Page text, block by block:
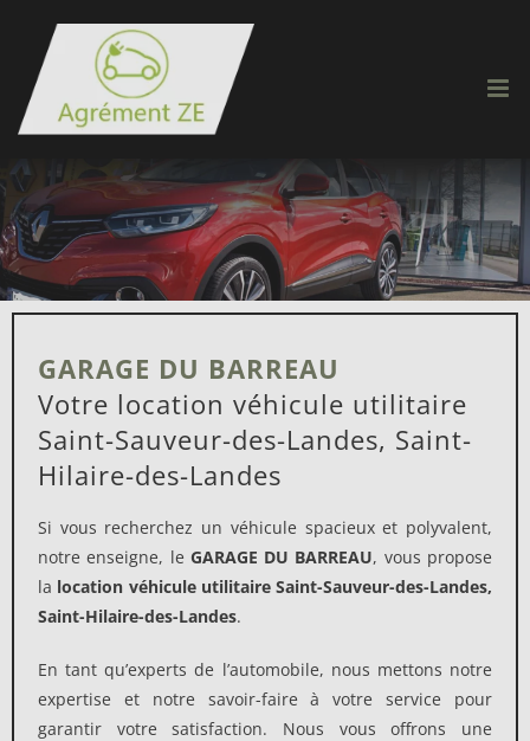
contenu
GARAGE DU BARREAU
Votre location véhicule utilitaire
Saint-Sauveur-des-Landes, Saint-
Hilaire-des-Landes
Si vous recherchez un véhicule spacieux et polyvalent,
notre enseigne, le GARAGE DU BARREAU, vous propose
la location véhicule utilitaire Saint-Sauveur-des-Landes,
Saint-Hilaire-des-Landes.
En tant qu’experts de l’automobile, nous mettons notre
expertise et notre savoir-faire à votre service pour
garantir votre satisfaction. Nous vous offrons une